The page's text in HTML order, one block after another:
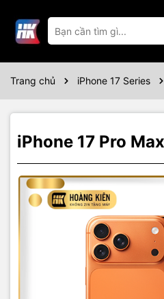
Trang chủ iPhone 17 Series
iPhone 17 Pro
Thông số kỹ thuật